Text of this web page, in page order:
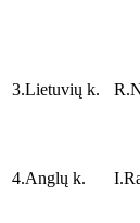
3.Lietuvių k.
4.Anglų k.